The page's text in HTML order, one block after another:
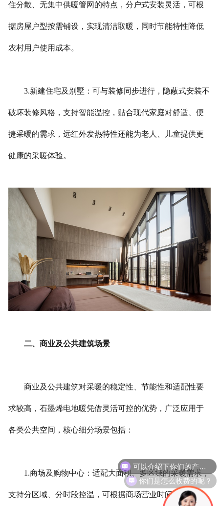
住分散、无集中供暖管网的特点，分户式安装灵活，可根
据房屋户型按需铺设，实现清洁取暖，同时节能特性降低
农村用户使用成本。
3.新建住宅及别墅：可与装修同步进行，隐蔽式安装不
破坏装修风格，支持智能温控，贴合现代家庭对舒适、便
捷采暖的需求，远红外发热特性还能为老人、儿童提供更
健康的采暖体验。
二、商业及公共建筑场景
商业及公共建筑对采暖的稳定性、节能性和适配性要
求较高，石墨烯电地暖凭借灵活可控的优势，广泛应用于
各类公共空间，核心细分场景包括：
1.商场及购物中心：适配大面积、多区域的采暖需求，
支持分区域、分时段控温，可根据商场营业时间灵活开启
你们是怎么收费的呢？